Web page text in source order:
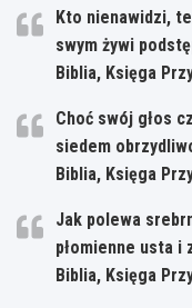
Kto nienawidzi,
swym żywi
Biblia, Księga
Choć swój głos
siedem
Biblia, Księga
Jak polewa
płomienne usta i
Biblia, Księga